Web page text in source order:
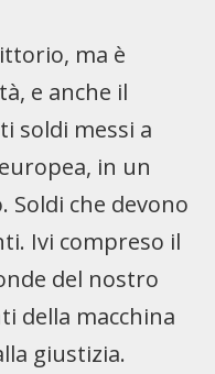
ma è
e anche il
soldi messi a
in un
che devono
Ivi compreso il
del nostro
della macchina
giustizia.